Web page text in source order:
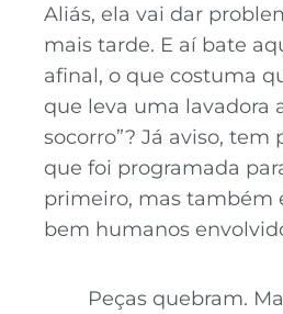
Aliás, ela vai dar
mais tarde. E aí bate
afinal, o que costuma
que leva uma lavadora
socorro”? Já aviso, tem
que foi programada
primeiro, mas também
bem humanos
Peças quebram.